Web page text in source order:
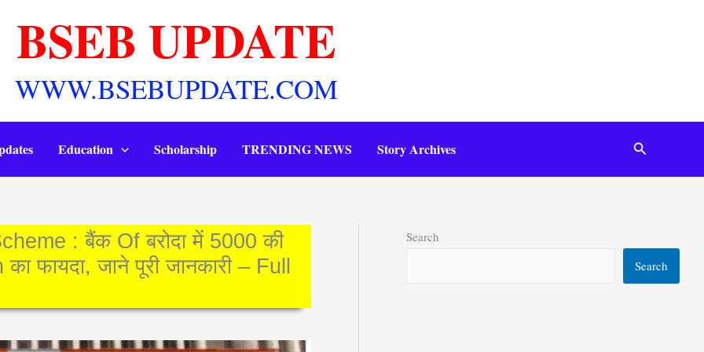
BSEB UPDATE
WWW.BSEBUPDATE.COM
Education Scholarship TRENDING NEWS Story Archives Search
: बैंक Of बरोदा में 5000 की
फायदा, जाने पूरी जानकारी – Full
Search
Search